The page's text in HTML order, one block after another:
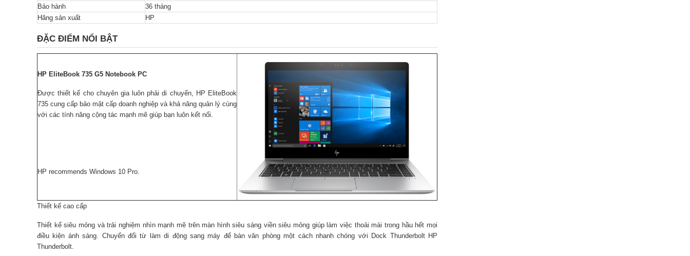
Bảo hành
36 tháng
Hãng sản xuất
HP
ĐẶC ĐIỂM NỔI BẬT
HP EliteBook 735 G5 Notebook PC
Được thiết kế cho chuyên gia luôn phải di chuyển, HP EliteBook
735 cung cấp bảo mật cấp doanh nghiệp và khả năng quản lý cùng
với các tính năng cộng tác mạnh mẽ giúp bạn luôn kết nối.
HP recommends Windows 10 Pro.
Thiết kế cao cấp
Thiết kế siêu mỏng và trải nghiệm nhìn mạnh mẽ trên màn hình siêu sáng viền siêu mỏng giúp làm việc thoải mái trong hầu hết mọi
điều kiện ánh sáng. Chuyển đổi từ làm di động sang máy để bàn văn phòng một cách nhanh chóng với Dock Thunderbolt HP
Thunderbolt.